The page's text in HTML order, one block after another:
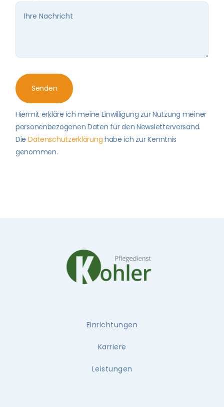
Hiermit erkläre ich meine Einwilligung zur Nutzung meiner
personenbezogenen Daten für den Newsletterversand.
Die Datenschutzerklärung habe ich zur Kenntnis
genommen.
Einrichtungen
Karriere
Leistungen